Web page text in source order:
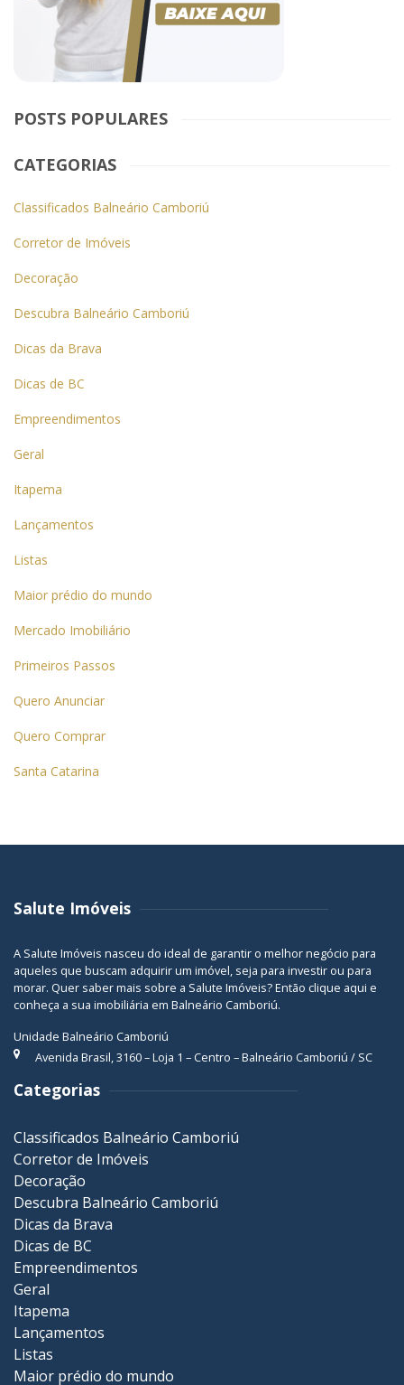
POSTS POPULARES
CATEGORIAS
Classificados Balneário Camboriú
Corretor de Imóveis
Decoração
Descubra Balneário Camboriú
Dicas da Brava
Dicas de BC
Empreendimentos
Geral
Itapema
Lançamentos
Listas
Maior prédio do mundo
Mercado Imobiliário
Primeiros Passos
Quero Anunciar
Quero Comprar
Santa Catarina
Salute Imóveis
A Salute Imóveis nasceu do ideal de garantir o melhor negócio para
aqueles que buscam adquirir um imóvel, seja para investir ou para
morar. Quer saber mais sobre a Salute Imóveis? Então clique aqui e
conheça a sua imobiliária em Balneário Camboriú.
Unidade Balneário Camboriú
Avenida Brasil, 3160 – Loja 1 – Centro – Balneário Camboriú / SC
Categorias
Classificados Balneário Camboriú
Corretor de Imóveis
Decoração
Descubra Balneário Camboriú
Dicas da Brava
Dicas de BC
Empreendimentos
Geral
Itapema
Lançamentos
Listas
Maior prédio do mundo